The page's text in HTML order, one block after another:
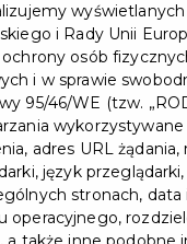
ruchu – obchody
i Rady Unii
ochrony osób
i w sprawie
95/46/WE (tzw.
adres URL
język
stronach, data
operacyjnego,